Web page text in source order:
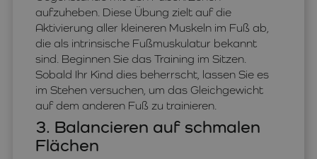
aufzuheben. Diese Übung zielt auf die
Aktivierung aller kleineren Muskeln im Fuß ab,
die als intrinsische Fußmuskulatur bekannt
sind. Beginnen Sie das Training im Sitzen.
Sobald Ihr Kind dies beherrscht, lassen Sie es
im Stehen versuchen, um das Gleichgewicht
auf dem anderen Fuß zu trainieren.
3. Balancieren auf schmalen
Flächen